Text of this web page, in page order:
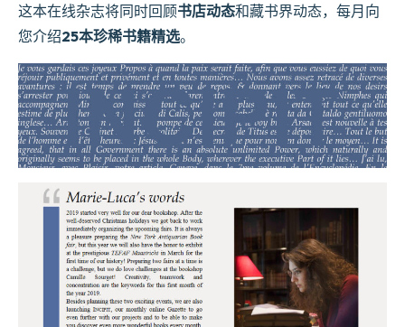
这本在线杂志将同时回顾书店动态和藏书界动态，每月向
您介绍25本珍稀书籍精选。